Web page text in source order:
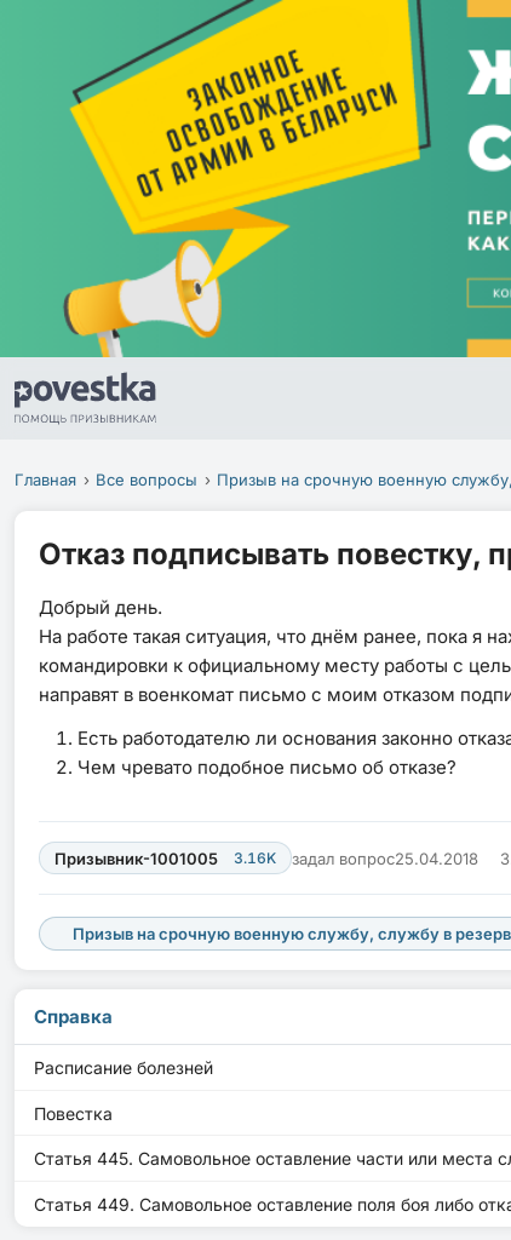
Главная Все вопросы Призыв на срочную военную
Отказ подписывать
Добрый день.
На работе такая ситуация, что днём ранее, пока я
командировки к официальному месту работы с
направят в военкомат письмо с моим отказом
Есть работодателю ли основания законно
Чем чревато подобное письмо об отказе?
Призывник-1001005 3.16K задал вопрос25.04.2018
Призыв на срочную военную службу, службу в
Справка
Расписание болезней
Повестка
Статья 445. Самовольное оставление части или места
Статья 449. Самовольное оставление поля боя либо